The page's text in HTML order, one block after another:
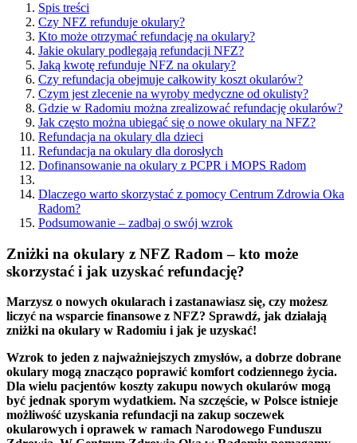
Spis treści
Czy NFZ refunduje okulary?
Kto może otrzymać refundację na okulary?
Jakie okulary podlegają refundacji NFZ?
Jaką kwotę refunduje NFZ na okulary?
Czy refundacja obejmuje całkowity koszt okularów?
Czym jest zlecenie na wyroby medyczne od okulisty?
Gdzie w Radomiu można zrealizować refundację okularów?
Jak często można ubiegać się o nowe okulary na NFZ?
Refundacja na okulary dla dzieci
Refundacja na okulary dla dorosłych
Dofinansowanie na okulary z PCPR i MOPS Radom
Dlaczego warto skorzystać z pomocy Centrum Zdrowia Oka
Radom?
Podsumowanie – zadbaj o swój wzrok
Zniżki na okulary z NFZ Radom – kto może
skorzystać i jak uzyskać refundację?
Marzysz o nowych okularach i zastanawiasz się, czy możesz
liczyć na wsparcie finansowe z NFZ? Sprawdź, jak działają
zniżki na okulary w Radomiu i jak je uzyskać!
Wzrok to jeden z najważniejszych zmysłów, a dobrze dobrane
okulary mogą znacząco poprawić komfort codziennego życia.
Dla wielu pacjentów koszty zakupu nowych okularów mogą
być jednak sporym wydatkiem. Na szczęście, w Polsce istnieje
możliwość uzyskania refundacji na zakup soczewek
okularowych i oprawek w ramach Narodowego Funduszu